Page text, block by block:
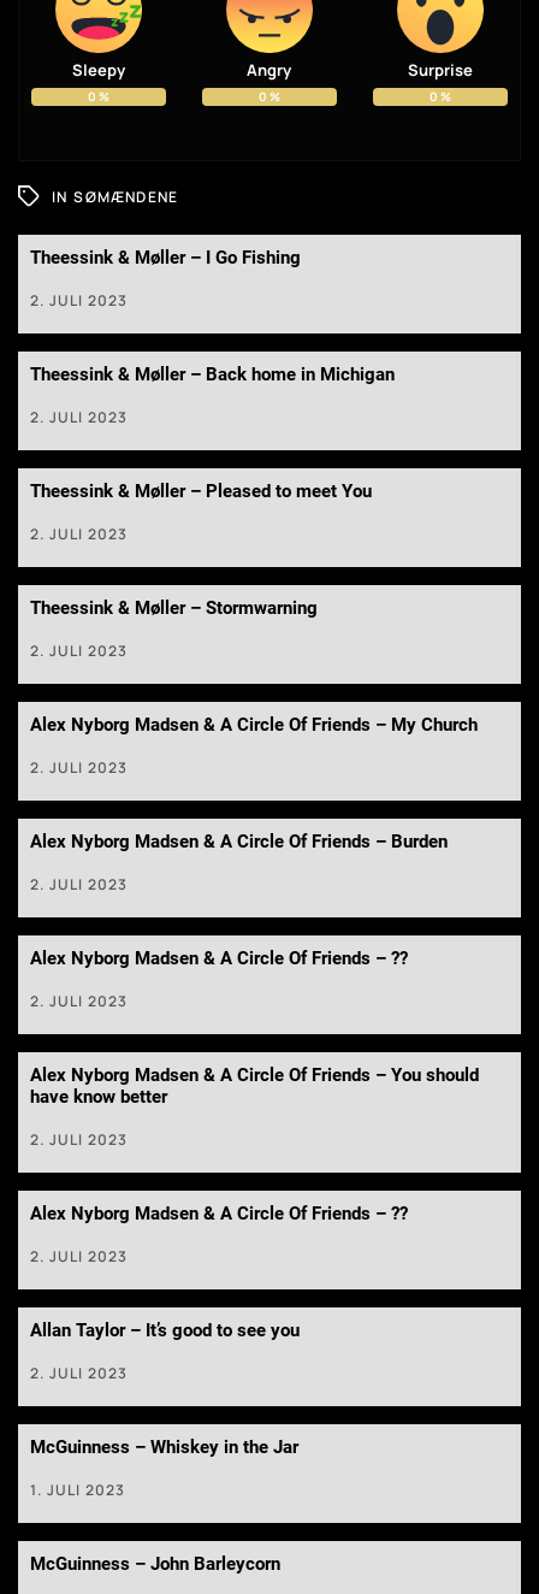
Sleepy
0 %
Angry
0 %
Surprise
0 %
IN SØMÆNDENE
Theessink & Møller – I Go Fishing
2. JULI 2023
Theessink & Møller – Back home in Michigan
2. JULI 2023
Theessink & Møller – Pleased to meet You
2. JULI 2023
Theessink & Møller – Stormwarning
2. JULI 2023
Alex Nyborg Madsen & A Circle Of Friends – My Church
2. JULI 2023
Alex Nyborg Madsen & A Circle Of Friends – Burden
2. JULI 2023
Alex Nyborg Madsen & A Circle Of Friends – ??
2. JULI 2023
Alex Nyborg Madsen & A Circle Of Friends – You should
have know better
2. JULI 2023
Alex Nyborg Madsen & A Circle Of Friends – ??
2. JULI 2023
Allan Taylor – It’s good to see you
2. JULI 2023
McGuinness – Whiskey in the Jar
1. JULI 2023
McGuinness – John Barleycorn